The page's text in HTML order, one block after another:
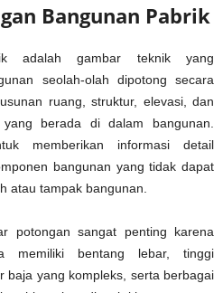
Bangunan Pabrik
adalah gambar teknik yang
seolah-olah dipotong secara
ruang, struktur, elevasi, dan
berada di dalam bangunan.
memberikan informasi detail
bangunan yang tidak dapat
atau tampak bangunan.
potongan sangat penting karena
memiliki bentang lebar, tinggi
baja yang kompleks, serta berbagai